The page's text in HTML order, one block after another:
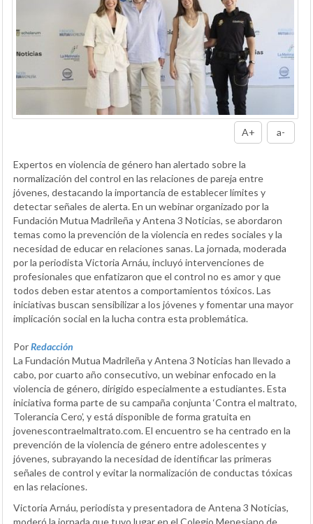
A+ a-
Expertos en violencia de género han alertado sobre la
normalización del control en las relaciones de pareja entre
jóvenes, destacando la importancia de establecer límites y
detectar señales de alerta. En un webinar organizado por la
Fundación Mutua Madrileña y Antena 3 Noticias, se abordaron
temas como la prevención de la violencia en redes sociales y la
necesidad de educar en relaciones sanas. La jornada, moderada
por la periodista Victoria Arnáu, incluyó intervenciones de
profesionales que enfatizaron que el control no es amor y que
todos deben estar atentos a comportamientos tóxicos. Las
iniciativas buscan sensibilizar a los jóvenes y fomentar una mayor
implicación social en la lucha contra esta problemática.
PorRedacción
La Fundación Mutua Madrileña y Antena 3 Noticias han llevado a
cabo, por cuarto año consecutivo, un webinar enfocado en la
violencia de género, dirigido especialmente a estudiantes. Esta
iniciativa forma parte de su campaña conjunta ‘Contra el maltrato,
Tolerancia Cero’, y está disponible de forma gratuita en
jovenescontraelmaltrato.com. El encuentro se ha centrado en la
prevención de la violencia de género entre adolescentes y
jóvenes, subrayando la necesidad de identificar las primeras
señales de control y evitar la normalización de conductas tóxicas
en las relaciones.
Victoria Arnáu, periodista y presentadora de Antena 3 Noticias,
moderó la jornada que tuvo lugar en el Colegio Menesiano de